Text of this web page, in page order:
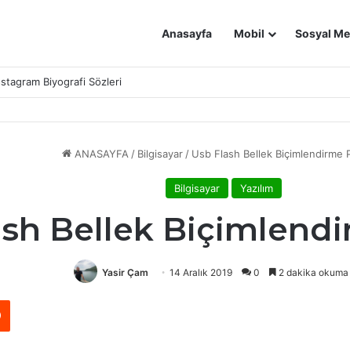
Anasayfa Mobil Sosyal
Biyografi Sözleri
ANASAYFA / Bilgisayar / Usb Flash Bellek Biçimlendirme
Bilgisayar Yazılım
Bellek
Yasir Çam 14 Aralık 2019 0 2 dakika okuma
Reddit